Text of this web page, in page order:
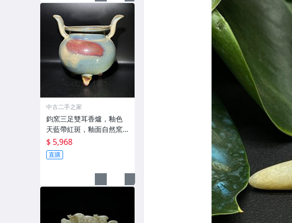
中古二手之家
鈞窯三足雙耳香爐，釉色
天藍帶紅斑，釉面自然窯
變，造
$ 5,968
直購